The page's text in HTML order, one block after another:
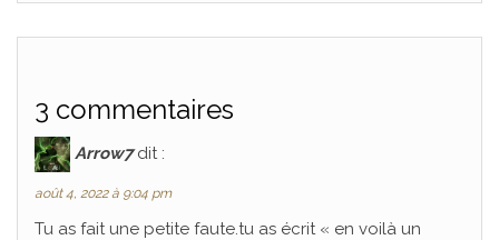
3 commentaires
Arrow7 dit :
août 4, 2022 à 9:04 pm
Tu as fait une petite faute.tu as écrit « en voilà un